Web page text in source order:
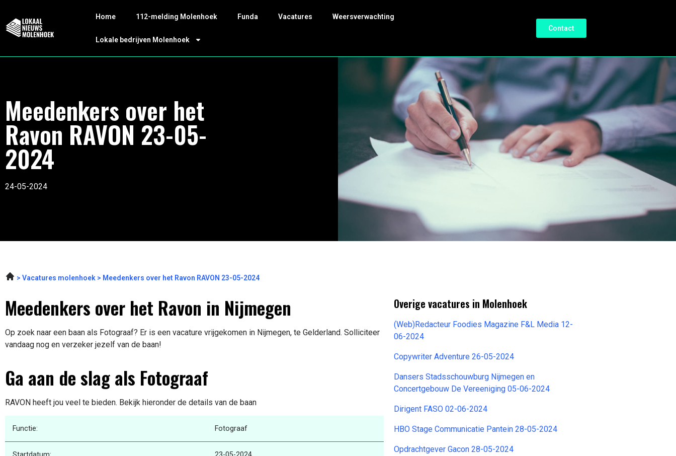
Home 112-melding Molenhoek Funda Vacatures Weersverwachting
Lokale bedrijven Molenhoek
Contact
Meedenkers over het
Ravon RAVON 23-05-
2024
24-05-2024
Vacatures molenhoek Meedenkers over het Ravon RAVON 23-05-2024
Meedenkers over het Ravon in Nijmegen
Op zoek naar een baan als Fotograaf? Er is een vacature vrijgekomen in Nijmegen, te Gelderland. Solliciteer
vandaag nog en verzeker jezelf van de baan!
Ga aan de slag als Fotograaf
RAVON heeft jou veel te bieden. Bekijk hieronder de details van de baan
Functie: Fotograaf
Overige vacatures in Molenhoek
(Web)Redacteur Foodies Magazine F&L Media 12-
06-2024
Copywriter Adventure 26-05-2024
Dansers Stadsschouwburg Nijmegen en
Concertgebouw De Vereeniging 05-06-2024
Dirigent FASO 02-06-2024
HBO Stage Communicatie Pantein 28-05-2024
Opdrachtgever Gacon 28-05-2024